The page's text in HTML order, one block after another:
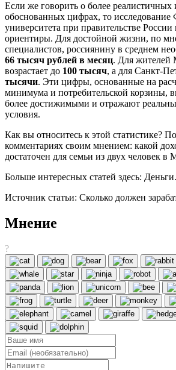
Если же говорить о более реалистичных
обоснованных цифрах, то исследование
университета при правительстве
ориентиры. Для достойной жизни, по
специалистов, россиянину в среднем
66 тысяч рублей в месяц. Для жителей
возрастает до 100 тысяч, а для Санкт-
тысячи. Эти цифры, основанные на
минимума и потребительской корзины,
более достижимыми и отражают
условия.
Как вы относитесь к этой статистике?
комментариях своим мнением: какой
достаточен для семьи из двух человек в
Больше интересных статей здесь: Деньги.
Источник статьи: Сколько должен
Мнение
?